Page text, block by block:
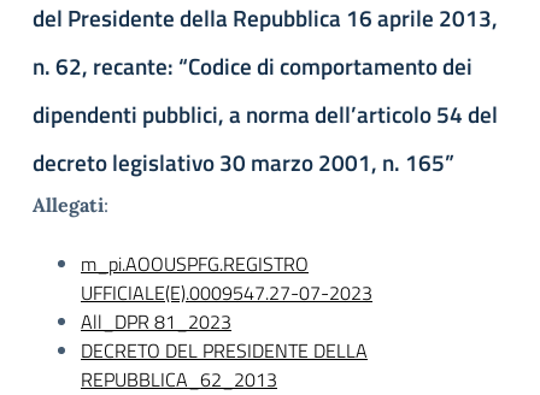
del Presidente della Repubblica 16 aprile 2013,
n. 62, recante: “Codice di comportamento dei
dipendenti pubblici, a norma dell’articolo 54 del
decreto legislativo 30 marzo 2001, n. 165”
Allegati:
m_pi.AOOUSPFG.REGISTRO
UFFICIALE(E).0009547.27-07-2023
All_DPR 81_2023
DECRETO DEL PRESIDENTE DELLA
REPUBBLICA_62_2013